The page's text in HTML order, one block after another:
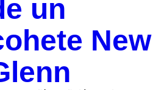
un
New